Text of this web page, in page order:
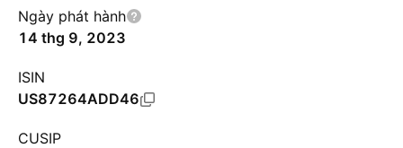
Ngày phát hành
14 thg 9, 2023
ISIN
US87264ADD46
CUSIP